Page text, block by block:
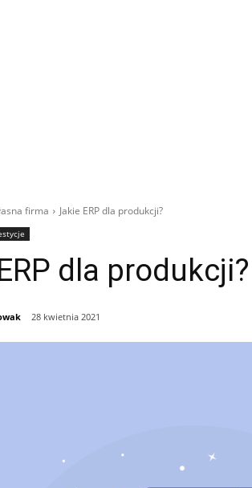
firma Jakie ERP dla produkcji?
dla produkcji?
28 kwietnia 2021